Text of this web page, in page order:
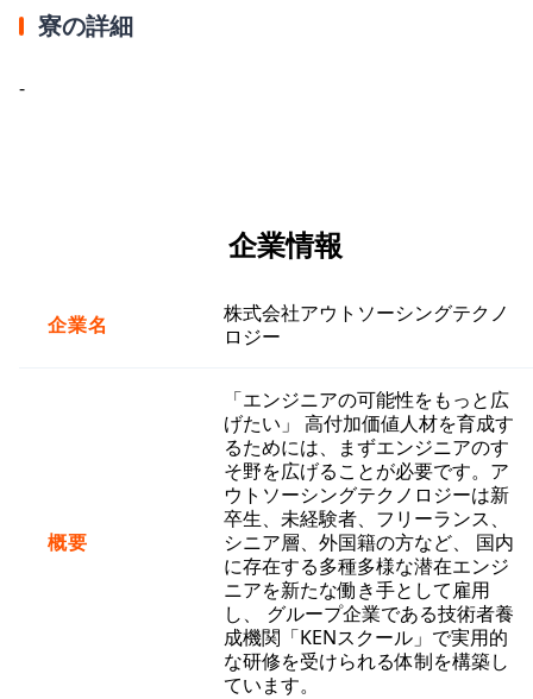
寮の詳細
-
企業情報
企業名
株式会社アウトソーシングテクノ
ロジー
概要
「エンジニアの可能性をもっと広
げたい」 高付加価値人材を育成す
るためには、まずエンジニアのす
そ野を広げることが必要です。ア
ウトソーシングテクノロジーは新
卒生、未経験者、フリーランス、
シニア層、外国籍の方など、 国内
に存在する多種多様な潜在エンジ
ニアを新たな働き手として雇用
し、 グループ企業である技術者養
成機関「KENスクール」で実用的
な研修を受けられる体制を構築し
ています。